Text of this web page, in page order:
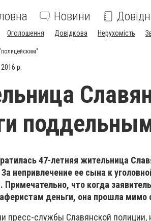
Новини
Оголошення Довідкова Нерухомість
р.
47-летняя жительница
непривлечение ее сына к
Примечательно, что когда
деньги, она прошла мимо
пресс-службы Славянской полиции,